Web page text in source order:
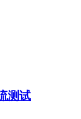
测试